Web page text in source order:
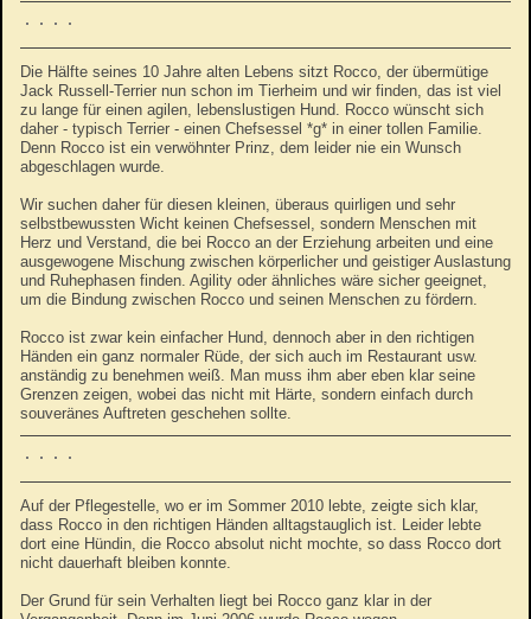
Die Hälfte seines 10 Jahre alten Lebens sitzt Rocco, der übermütige
Jack Russell-Terrier nun schon im Tierheim und wir finden, das ist viel
zu lange für einen agilen, lebenslustigen Hund. Rocco wünscht sich
daher - typisch Terrier - einen Chefsessel *g* in einer tollen Familie.
Denn Rocco ist ein verwöhnter Prinz, dem leider nie ein Wunsch
abgeschlagen wurde.
Wir suchen daher für diesen kleinen, überaus quirligen und sehr
selbstbewussten Wicht keinen Chefsessel, sondern Menschen mit
Herz und Verstand, die bei Rocco an der Erziehung arbeiten und eine
ausgewogene Mischung zwischen körperlicher und geistiger Auslastung
und Ruhephasen finden. Agility oder ähnliches wäre sicher geeignet,
um die Bindung zwischen Rocco und seinen Menschen zu fördern.
Rocco ist zwar kein einfacher Hund, dennoch aber in den richtigen
Händen ein ganz normaler Rüde, der sich auch im Restaurant usw.
anständig zu benehmen weiß. Man muss ihm aber eben klar seine
Grenzen zeigen, wobei das nicht mit Härte, sondern einfach durch
souveränes Auftreten geschehen sollte.
Auf der Pflegestelle, wo er im Sommer 2010 lebte, zeigte sich klar,
dass Rocco in den richtigen Händen alltagstauglich ist. Leider lebte
dort eine Hündin, die Rocco absolut nicht mochte, so dass Rocco dort
nicht dauerhaft bleiben konnte.
Der Grund für sein Verhalten liegt bei Rocco ganz klar in der